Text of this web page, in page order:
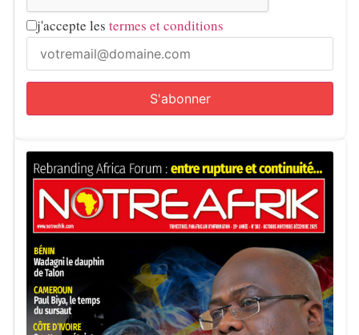
j'accepte les termes et conditions